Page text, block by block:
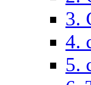
3.
4.
5.